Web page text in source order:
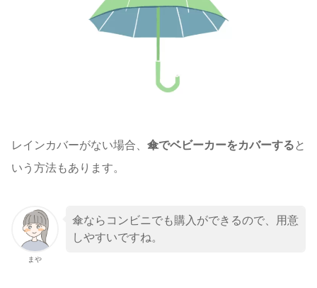
レインカバーがない場合、 傘でベビーカーをカバーする と
いう方法もあります。
まや
傘ならコンビニでも購入ができるので、用意
しやすいですね。